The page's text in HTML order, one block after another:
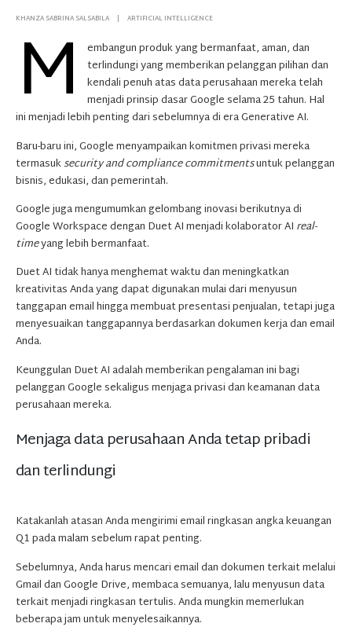
KHANZA SABRINA SALSABILA ARTIFICIAL INTELLIGENCE
M embangun produk yang bermanfaat, aman, dan
terlindungi yang memberikan pelanggan pilihan dan
kendali penuh atas data perusahaan mereka telah
menjadi prinsip dasar Google selama 25 tahun. Hal
ini menjadi lebih penting dari sebelumnya di era Generative AI.
Baru-baru ini, Google menyampaikan komitmen privasi mereka
termasuksecurity and compliance commitmentsuntuk pelanggan
bisnis, edukasi, dan pemerintah.
Google juga mengumumkan gelombang inovasi berikutnya di
Google Workspace dengan Duet AI menjadi kolaborator AI real-
timeyang lebih bermanfaat.
Duet AI tidak hanya menghemat waktu dan meningkatkan
kreativitas Anda yang dapat digunakan mulai dari menyusun
tanggapan email hingga membuat presentasi penjualan, tetapi juga
menyesuaikan tanggapannya berdasarkan dokumen kerja dan email
Anda.
Keunggulan Duet AI adalah memberikan pengalaman ini bagi
pelanggan Google sekaligus menjaga privasi dan keamanan data
perusahaan mereka.
Menjaga data perusahaan Anda tetap pribadi
dan terlindungi
Katakanlah atasan Anda mengirimi email ringkasan angka keuangan
Q1 pada malam sebelum rapat penting.
Sebelumnya, Anda harus mencari email dan dokumen terkait melalui
Gmail dan Google Drive, membaca semuanya, lalu menyusun data
terkait menjadi ringkasan tertulis. Anda mungkin memerlukan
beberapa jam untuk menyelesaikannya.